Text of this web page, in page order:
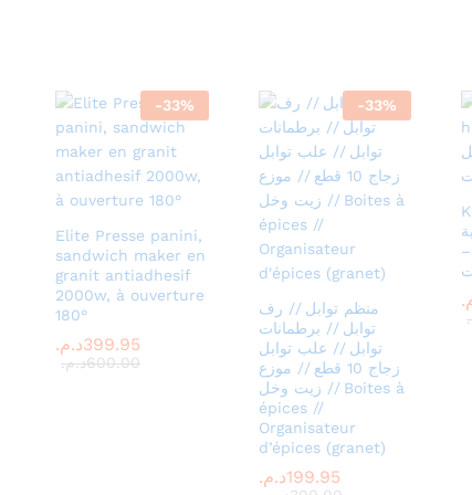
-33%
Elite Presse panini,
sandwich maker en
granit antiadhesif
2000w, à ouverture
180°
399.95د.م.
600.00د.م.
399.95د.م.
600.00د.م.
-33%
منظم توابل // رف
توابل // برطمانات
توابل // علب توابل
زجاج 10 قطع // موزع
زيت وخل // Boites à
épices //
Organisateur
d’épices (granet)
199.95د.م.199.95د.م.
–